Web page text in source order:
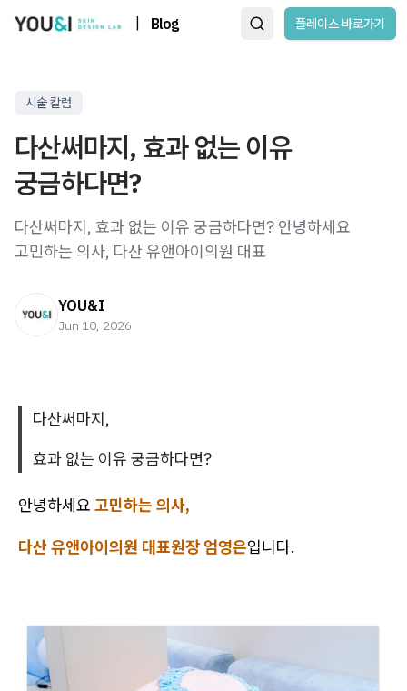
Blog 플레이스 바로가기
시술 칼럼
다산써마지, 효과 없는 이유
궁금하다면?
다산써마지, 효과 없는 이유 궁금하다면? 안녕하세요
고민하는 의사, 다산 유앤아이의원 대표
YOU&I
Jun 10, 2026
다산써마지,
효과 없는 이유 궁금하다면?
안녕하세요 고민하는 의사,
다산 유앤아이의원 대표원장 엄영은입니다.